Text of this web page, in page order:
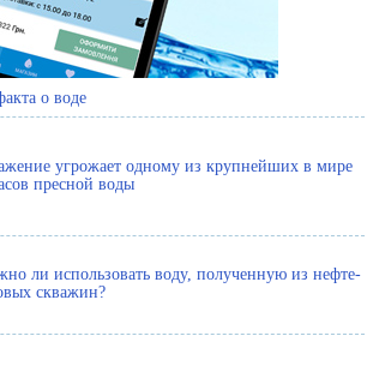
о воде
угрожает одному из крупнейших в мире
пресной воды
ли использовать воду, полученную из нефте-
скважин?